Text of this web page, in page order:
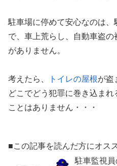
駐車場に停めて安心なのは
で、車上荒らし、自動車盗
がありません。
考えたら、 トイレの屋根が盗
どこでどう犯罪に巻き込ま
ことはありません・・・
■この記事を読んだ方にオス
駐車監視